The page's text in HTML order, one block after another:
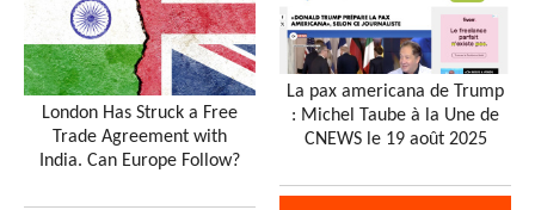
London Has Struck a Free
Trade Agreement with
India. Can Europe Follow?
La pax americana de Trump
: Michel Taube à la Une de
CNEWS le 19 août 2025